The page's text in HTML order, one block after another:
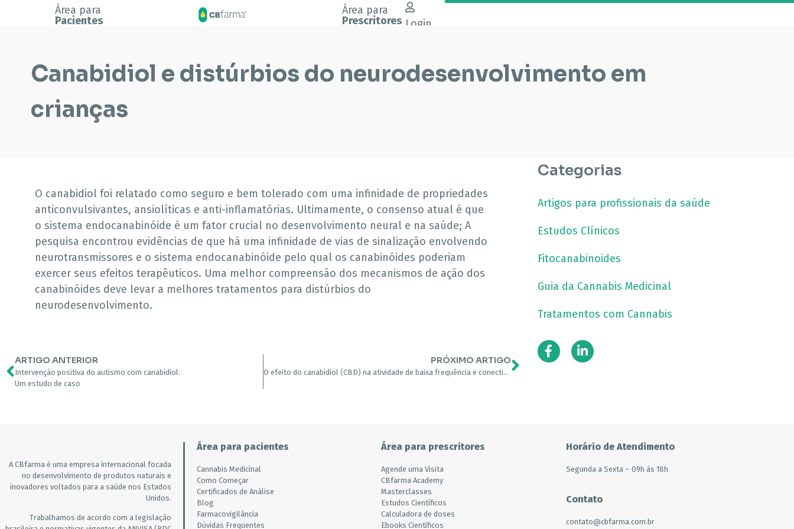
Área para
Pacientes
Área para
Prescritores Login
Canabidiol e distúrbios do neurodesenvolvimento em
crianças
O canabidiol foi relatado como seguro e bem tolerado com uma infinidade de propriedades
anticonvulsivantes, ansiolíticas e anti-inflamatórias. Ultimamente, o consenso atual é que
o sistema endocanabinóide é um fator crucial no desenvolvimento neural e na saúde; A
pesquisa encontrou evidências de que há uma infinidade de vias de sinalização envolvendo
neurotransmissores e o sistema endocanabinóide pelo qual os canabinóides poderiam
exercer seus efeitos terapêuticos. Uma melhor compreensão dos mecanismos de ação dos
canabinóides deve levar a melhores tratamentos para distúrbios do
neurodesenvolvimento.
ARTIGO ANTERIOR
Intervenção positiva do autismo com canabidiol:
Um estudo de caso
PRÓXIMO ARTIGO
O efeito do canabidiol (CBD) na atividade de baixa frequência e conectividade funcional no cérebro de adultos com e sem transtorno do espectro do autismo (TEA)
Categorias
Artigos para profissionais da saúde
Estudos Clínicos
Fitocanabinoides
Guia da Cannabis Medicinal
Tratamentos com Cannabis
A CBfarma é uma empresa internacional focada
no desenvolvimento de produtos naturais e
inovadores voltados para a saúde nos Estados
Unidos.
Trabalhamos de acordo com a legislação
Área para pacientes
Cannabis Medicinal
Como Começar
Certificados de Análise
Blog
Farmacovigilância
Dúvidas Frequentes
Área para prescritores
Agende uma Visita
CBfarma Academy
Masterclasses
Estudos Científicos
Calculadora de doses
Ebooks Científicos
Horário de Atendimento
Segunda a Sexta – 09h às 18h
Contato
contato@cbfarma.com.br